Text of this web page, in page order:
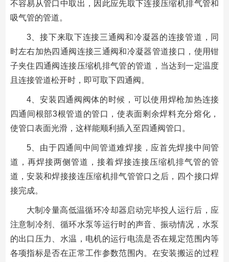
不容易从管口中取出，因此应先取下连接压缩机排气管和
吸气管的管道。
3、接下来取下连接三通阀和冷凝器的连接管道，同
时左右加热四通阀连接三通阀和冷凝器管道接口，使用钳
子夹住四通阀连接压缩机排气管的管道，当达到一定温度
且连接管道松开时，即可取下四通阀。
4、安装四通阀阀体的时候，可以使用焊枪加热连接
四通间根部3根管道的管口，使表面剩余焊料充分熔化，
使管口表面光滑，这样能顺利插入至四通阀管口。
5、由于四通间中间管道难焊接，应首先焊接中间管
道，再焊接两侧管道，接着焊接连接压缩机排气管的管
道，安装和焊接接连压缩机排气管管口之后，四个接口焊
接完成。
大制冷量高低温循环冷却器启动完毕投人运行后，应
注意制冷剂、循环水泵等运行时的声音、振动情况，水泵
的出口压力、水温，电机的运行电流是否在规定范围内等
各项指标是否在正常工作参数范围内。在安装搬运的过程